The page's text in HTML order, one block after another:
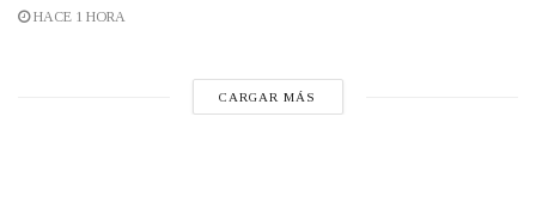
HACE 1 HORA
CARGAR MÁS